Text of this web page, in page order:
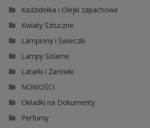
Kadzidełka i Olejki zapachowe
Kwiaty Sztuczne
Lampiony i Świeczki
Lampy Solarne
Latarki i Żarówki
NOWOŚCI
Okładki na Dokumenty
Perfumy